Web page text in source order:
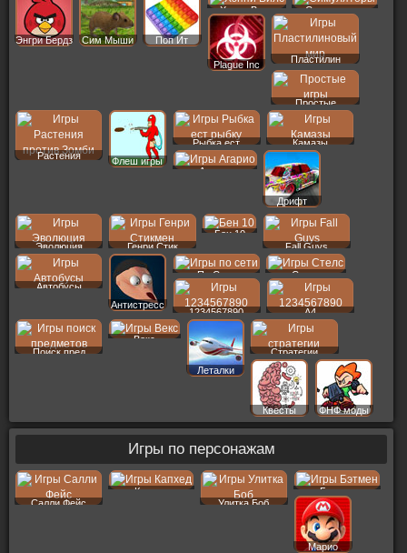
Энгри Бердз Сим Мыши Поп Ит
Хэппи Вилс Симуляторы
Plague Inc
Пластилин
Простые
Растения
Флеш игры
Рыбка ест Камазы
Агарио
Дрифт
Эволюция Генри Стик
Бен 10
Fall Guys
Автобусы
Антистресс
По Сети Стелс
1234567890 A4
Поиск пред
Векс
Леталки
Стратегии
Квесты ФНФ моды
Игры по персонажам
Салли Фейс
Капхед
Улитка Боб
Бэтмен
Марио